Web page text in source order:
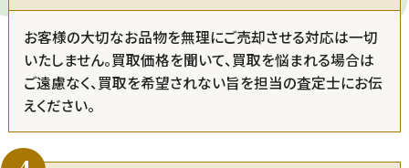
お客様の大切なお品物を無理にご売却させる対応は一切
いたしません。買取価格を聞いて、買取を悩まれる場合は
ご遠慮なく、買取を希望されない旨を担当の査定士にお伝
えください。